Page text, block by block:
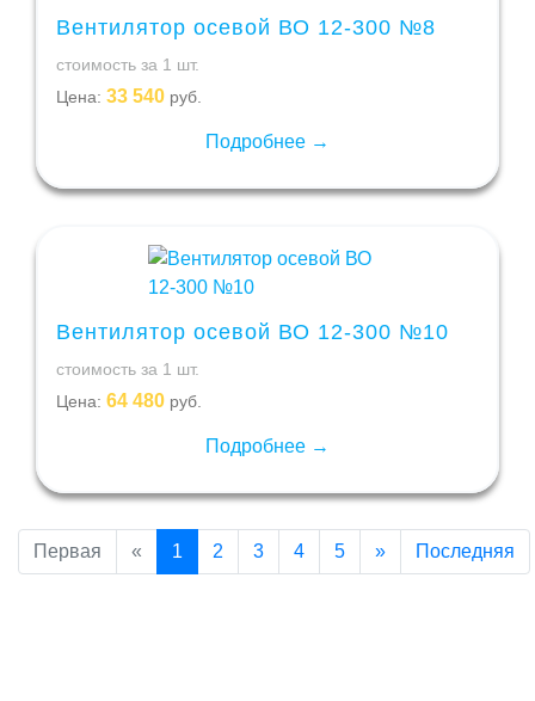
Вентилятор осевой ВО 12-300 №8
стоимость за 1 шт.
Цена: 33 540 руб.
Подробнее →
Вентилятор осевой ВО 12-300 №10
стоимость за 1 шт.
Цена: 64 480 руб.
Подробнее →
Первая « 1 2 3 4 5 » Последняя